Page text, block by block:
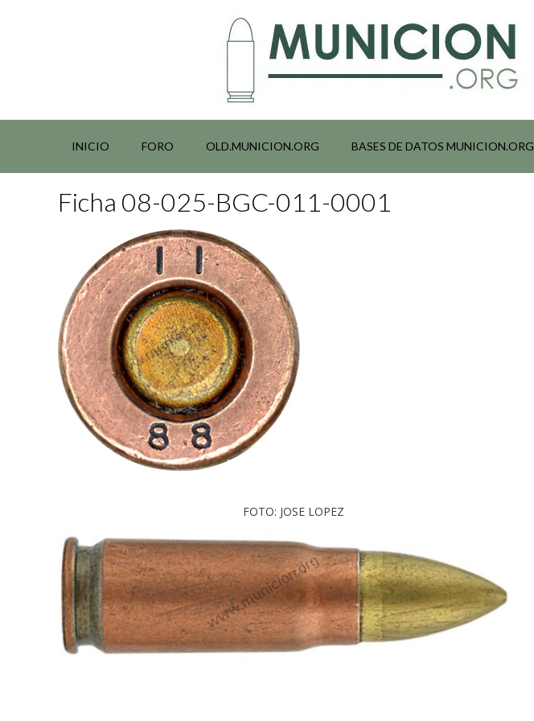
INICIO FORO OLD.MUNICION.ORG BASES DE DATOS MUNICION.ORG
Ficha 08-025-BGC-011-0001
FOTO: JOSE LOPEZ